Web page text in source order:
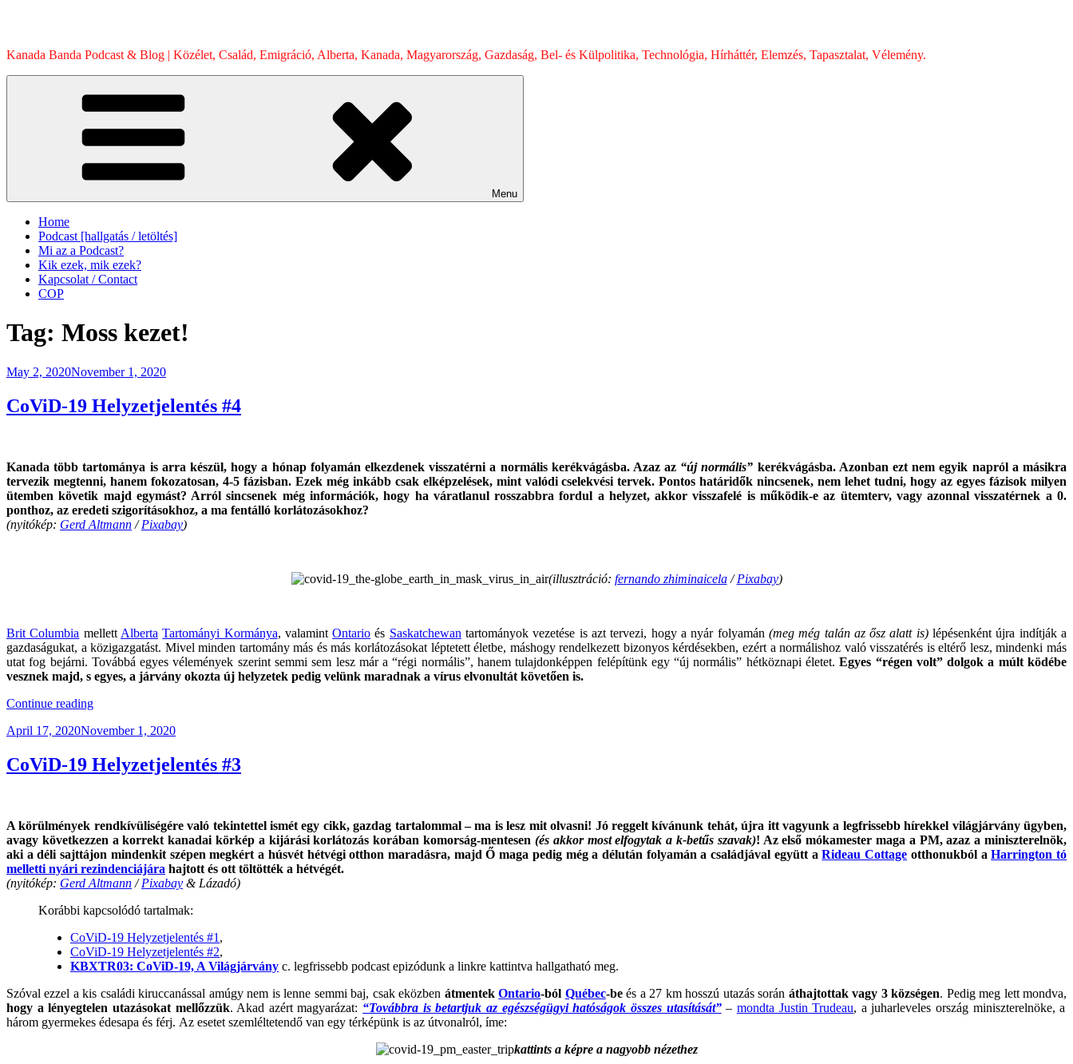
Kanada Banda Podcast & Blog | Közélet, Család, Emigráció, Alberta, Kanada, Magyarország, Gazdaság, Bel- és Külpolitika, Technológia, Hírháttér, Elemzés, Tapasztalat, Vélemény.
Menu
Home
Podcast [hallgatás / letöltés]
Mi az a Podcast?
Kik ezek, mik ezek?
Kapcsolat / Contact
COP
Tag: Moss kezet!
Posted
May 2, 2020November 1, 2020
CoViD-19 Helyzetjelentés #4
Kanada több tartománya is arra készül, hogy a hónap folyamán elkezdenek visszatérni a normális kerékvágásba. Azaz az “új normális” kerékvágásba. Azonban ezt nem egyik napról a másikra
tervezik megtenni, hanem fokozatosan, 4-5 fázisban. Ezek még inkább csak elképzelések, mint valódi cselekvési tervek. Pontos határidők nincsenek, nem lehet tudni, hogy az egyes fázisok milyen
ütemben követik majd egymást? Arról sincsenek még információk, hogy ha váratlanul rosszabbra fordul a helyzet, akkor visszafelé is működik-e az ütemterv, vagy azonnal visszatérnek a 0.
ponthoz, az eredeti szigorításokhoz, a ma fentálló korlátozásokhoz?
(nyitókép: Gerd Altmann /Pixabay)
(illusztráció: fernando zhiminaicela/Pixabay)
Brit Columbia mellett Alberta Tartományi Kormánya, valamintOntario és Saskatchewan tartományok vezetése is azt tervezi, hogy a nyár folyamán (meg még talán az ősz alatt is)lépésenként újra indítják a
gazdaságukat, a közigazgatást. Mivel minden tartomány más és más korlátozásokat léptetett életbe, máshogy rendelkezett bizonyos kérdésekben, ezért a normálishoz való visszatérés is eltérő lesz, mindenki más
utat fog bejárni. Továbbá egyes vélemények szerint semmi sem lesz már a “régi normális”, hanem tulajdonképpen felépítünk egy “új normális” hétköznapi életet.Egyes “régen volt” dolgok a múlt ködébe
vesznek majd, s egyes, a járvány okozta új helyzetek pedig velünk maradnak a vírus elvonultát követően is.
Continue reading“CoViD-
Helyzetjelentés
Posted
April 17, 2020November 1, 2020
CoViD-19 Helyzetjelentés #3
A körülmények rendkívüliségére való tekintettel ismét egy cikk, gazdag tartalommal – ma is lesz mit olvasni! Jó reggelt kívánunk tehát, újra itt vagyunk a legfrissebb hírekkel világjárvány ügyben,
avagy következzen a korrekt kanadai körkép a kijárási korlátozás korában komorság-mentesen (és akkor most elfogytak a k-betűs szavak)! Az első mókamester maga a PM, azaz a miniszterelnök,
aki a déli sajttájon mindenkit szépen megkért a húsvét hétvégi otthon maradásra, majd Ő maga pedig még a délután folyamán a családjával együtt aRideau Cottage otthonukból aHarrington tó
melletti nyári rezindenciájára hajtott és ott töltötték a hétvégét.
(nyitókép: Gerd Altmann /Pixabay & Lázadó)
Korábbi kapcsolódó tartalmak:
CoViD-19 Helyzetjelentés #1 ,
CoViD-19 Helyzetjelentés #2,
KBXTR03: CoViD-19, A Világjárvány c. legfrissebb podcast epizódunk a linkre kattintva hallgatható meg.
Szóval ezzel a kis családi kiruccanással amúgy nem is lenne semmi baj, csak eközben átmentekOntario-ból Québec-beés a 27 km hosszú utazás során áthajtottak vagy 3 községen. Pedig meg lett mondva,
hogy a lényegtelen utazásokat mellőzzük. Akad azért magyarázat: “Továbbra is betartjuk az egészségügyi hatóságok összes utasítását”– mondta Justin Trudeau, a juharleveles ország miniszterelnöke, a
három gyermekes édesapa és férj. Az esetet szemléltetendő van egy térképünk is az útvonalról, íme:
kattints a képre a nagyobb nézethez